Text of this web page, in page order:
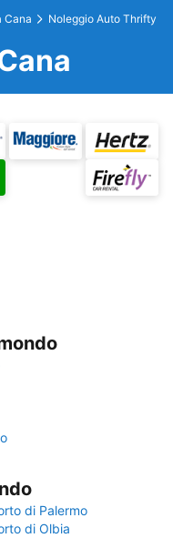
Cana Noleggio Auto Thrifty
di Palermo
di Olbia